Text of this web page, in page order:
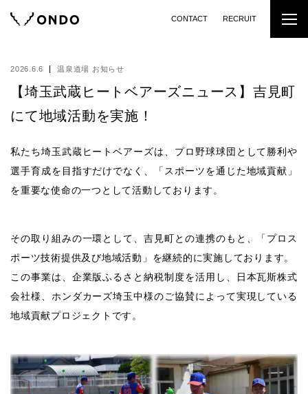
CONTACT RECRUIT
2026.6.6 温泉道場 お知らせ
【埼玉武蔵ヒートベアーズニュース】吉見町
にて地域活動を実施！
私たち埼玉武蔵ヒートベアーズは、プロ野球球団として勝利や
選手育成を目指すだけでなく、「スポーツを通じた地域貢献」
を重要な使命の一つとして活動しております。
その取り組みの一環として、吉見町との連携のもと、「プロス
ポーツ技術提供及び地域活動」を継続的に実施しております。
この事業は、企業版ふるさと納税制度を活用し、日本瓦斯株式
会社様、ホンダカーズ埼玉中様のご協賛によって実現している
地域貢献プロジェクトです。